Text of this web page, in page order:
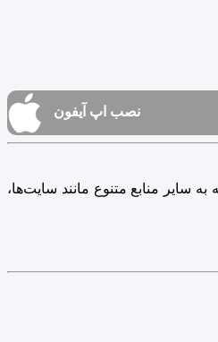
نصب اپ آیفون
سایر منابع متنوع مانند سایت‌ها،